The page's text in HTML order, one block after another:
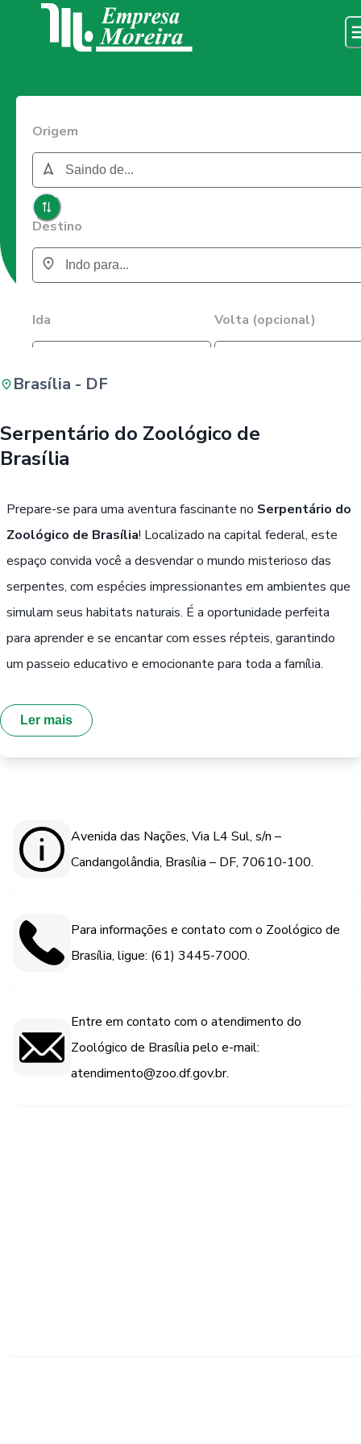
Origem
Destino
Ida Volta (opcional)
Brasília - DF
Serpentário do Zoológico de
Brasília
Prepare-se para uma aventura fascinante no Serpentário do
Zoológico de Brasília! Localizado na capital federal, este
espaço convida você a desvendar o mundo misterioso das
serpentes, com espécies impressionantes em ambientes que
simulam seus habitats naturais. É a oportunidade perfeita
para aprender e se encantar com esses répteis, garantindo
um passeio educativo e emocionante para toda a família.
Ler mais
Avenida das Nações, Via L4 Sul, s/n –
Candangolândia, Brasília – DF, 70610-100.
Para informações e contato com o Zoológico de
Brasília, ligue: (61) 3445-7000.
Entre em contato com o atendimento do
Zoológico de Brasília pelo e-mail:
atendimento@zoo.df.gov.br.